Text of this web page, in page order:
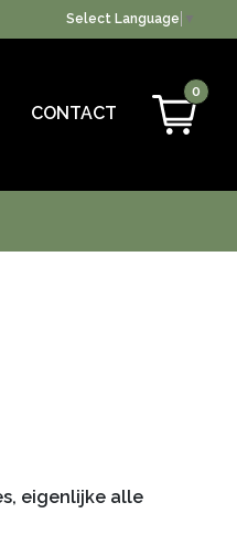
Select Language
CONTACT
0
eigenlijke alle